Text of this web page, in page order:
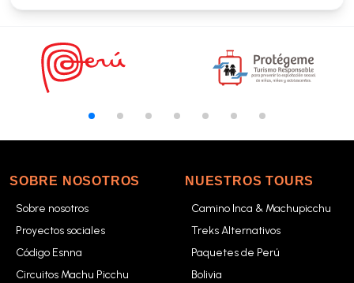
SOBRE NOSOTROS
Sobre nosotros
Proyectos sociales
Código Esnna
Circuitos Machu Picchu
NUESTROS TOURS
Camino Inca & Machupicchu
Treks Alternativos
Paquetes de Perú
Bolivia